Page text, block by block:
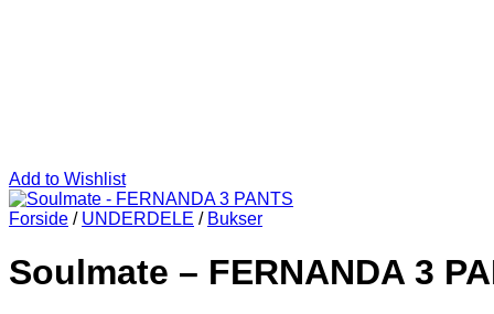
Add to Wishlist
Forside / UNDERDELE / Bukser
Soulmate – FERNANDA 3